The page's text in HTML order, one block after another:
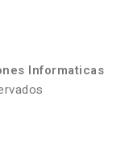
Informaticas